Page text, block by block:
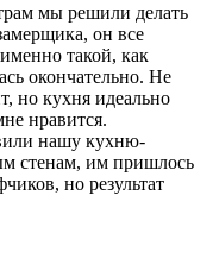
мы решили делать
он все
такой, как
окончательно. Не
но кухня идеально
нравится.
нашу кухню-
стенам, им пришлось
но результат